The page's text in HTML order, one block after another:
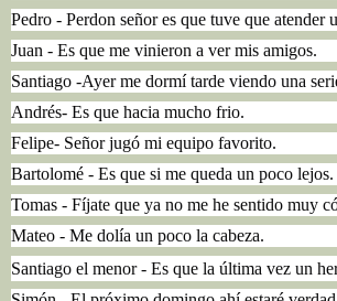
Pedro - Perdon señor es que tuve que atender
Juan - Es que me vinieron a ver mis amigos.
Santiago -Ayer me dormí tarde viendo una
Andrés- Es que hacia mucho frio.
Felipe- Señor jugó mi equipo favorito.
Bartolomé - Es que si me queda un poco lejos.
Tomas - Fíjate que ya no me he sentido muy
Mateo - Me dolía un poco la cabeza.
Santiago el menor - Es que la última vez un